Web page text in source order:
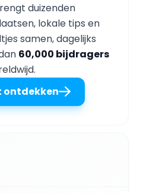
duizenden
lokale tips en
samen, dagelijks
60,000 bijdragers
ontdekken